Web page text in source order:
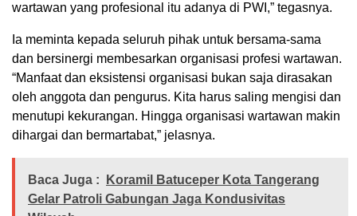
wartawan yang profesional itu adanya di PWI,” tegasnya.
Ia meminta kepada seluruh pihak untuk bersama-sama
dan bersinergi membesarkan organisasi profesi wartawan.
“Manfaat dan eksistensi organisasi bukan saja dirasakan
oleh anggota dan pengurus. Kita harus saling mengisi dan
menutupi kekurangan. Hingga organisasi wartawan makin
dihargai dan bermartabat,” jelasnya.
Baca Juga :
Koramil Batuceper Kota Tangerang
Gelar Patroli Gabungan Jaga Kondusivitas